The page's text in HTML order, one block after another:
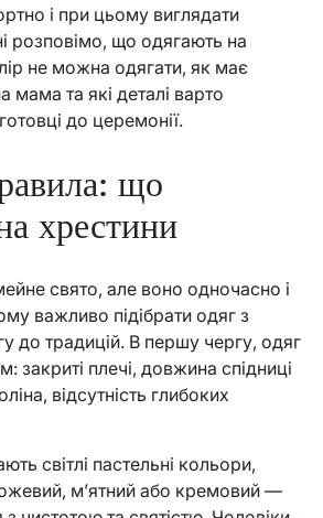
і при цьому виглядати
розповімо, що одягають на
не можна одягати, як має
мама та які деталі варто
до церемонії.
що
хрестини
свято, але воно одночасно і
важливо підібрати одяг з
до традицій. В першу чергу, одяг
закриті плечі, довжина спідниці
відсутність глибоких
світлі пастельні кольори,
м’ятний або кремовий —